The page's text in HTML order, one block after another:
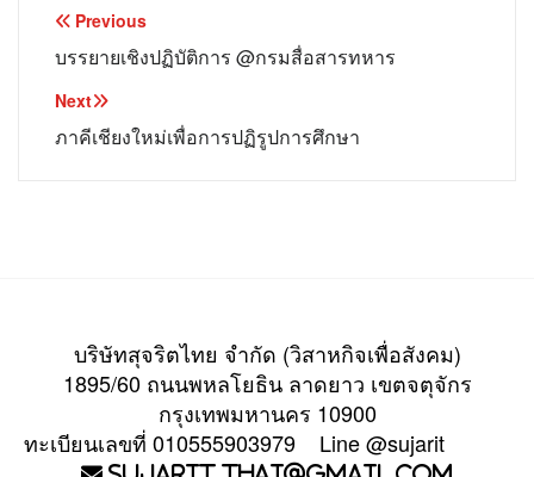
Post
navigation
Previous
บรรยายเชิงปฏิบัติการ @กรมสื่อสารทหาร
Next
ภาคีเชียงใหม่เพื่อการปฏิรูปการศึกษา
บริษัทสุจริตไทย จำกัด (วิสาหกิจเพื่อสังคม)
1895/60 ถนนพหลโยธิน ลาดยาว เขตจตุจักร
กรุงเทพมหานคร 10900
ทะเบียนเลขที่ 010555903979 Line @sujarit